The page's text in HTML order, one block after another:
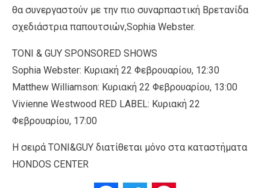
θα συνεργαστούν με την πιο συναρπαστική Βρετανίδα
σχεδιάστρια παπουτσιών,Sophia Webster.
TONI & GUY SPONSORED SHOWS
Sophia Webster: Κυριακή 22 Φεβρουαρίου, 12:30
Matthew Williamson: Κυριακή 22 Φεβρουαρίου, 13:00
Vivienne Westwood RED LABEL: Κυριακή 22
Φεβρουαρίου, 17:00
Η σειρά TONI&GUY διατίθεται μόνο στα καταστήματα
HONDOS CENTER